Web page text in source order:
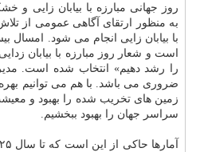
روز جهانی مبارزه با بیابان زایی و
به منظور ارتقای آگاهی عمومی از
با بیابان زایی انجام می شود. امسال
را رشد دهیم» انتخاب شده است.
سراسر جهان را بهبود ببخشیم.